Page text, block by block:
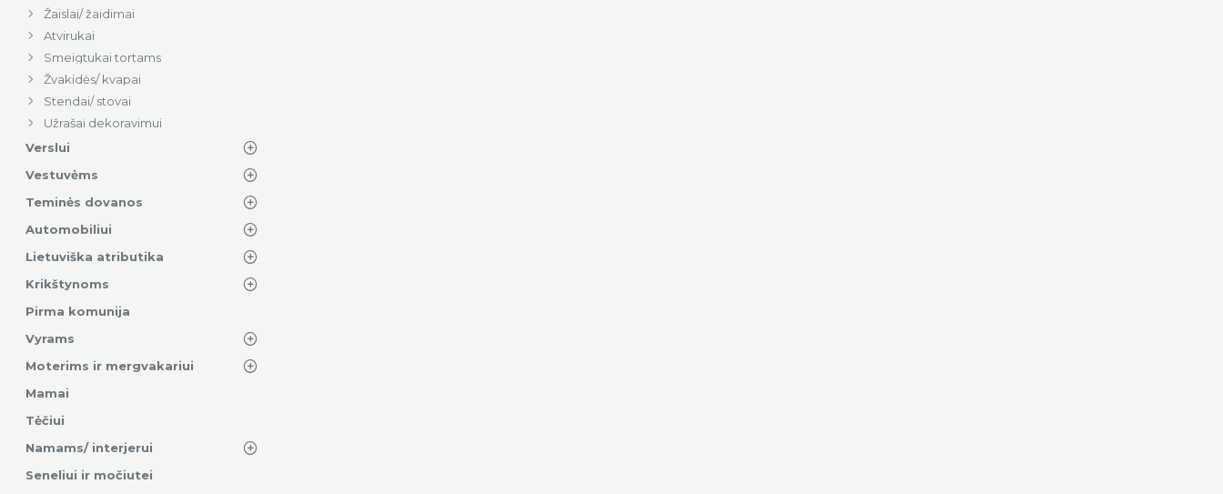
Žaislai/ žaidimai
Atvirukai
Smeigtukai tortams
Žvakidės/ kvapai
Stendai/ stovai
Užrašai dekoravimui
Verslui
Vestuvėms
Teminės dovanos
Automobiliui
Lietuviška atributika
Krikštynoms
Pirma komunija
Vyrams
Moterims ir mergvakariui
Mamai
Tėčiui
Namams/ interjerui
Seneliui ir močiutei